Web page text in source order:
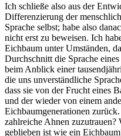
Ich schließe also aus der
Differenzierung der
Sprache selbst; habe also
nicht erst zu beweisen. Ich
Eichbaum unter Umständen,
Durchschnitt die Sprache
beim Anblick einer
die uns unverständliche
dass sie von der Frucht eines
und der wieder von einem
Eichbaumgenerationen
zahlreiche Ahnen zuzutrauen?
geblieben ist wie ein